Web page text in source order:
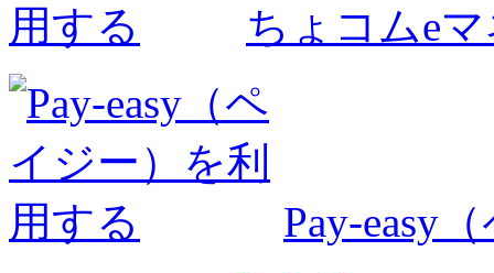
ちょコムe
Pay-easy